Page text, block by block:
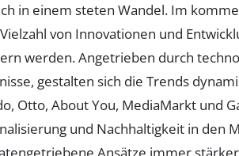
in einem steten Wandel. Im
von Innovationen und
werden. Angetrieben durch
gestalten sich die Trends
Otto, About You, MediaMarkt und
und Nachhaltigkeit in den